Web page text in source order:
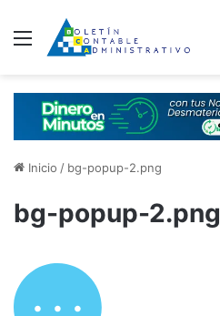
Menú
Inicio / bg-popup-2.png
bg-popup-2.png